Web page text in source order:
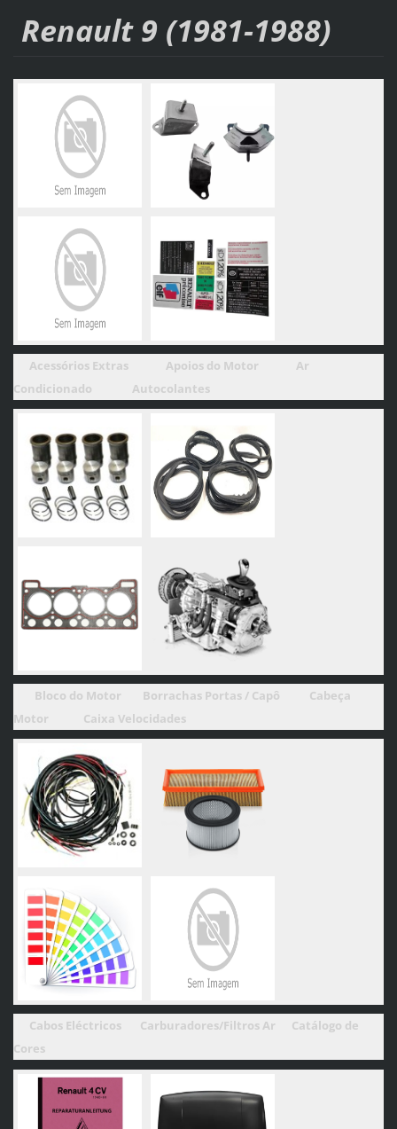
Renault 9 (1981-1988)
Acessórios Extras Apoios do Motor Ar
Condicionado Autocolantes
Bloco do Motor Borrachas Portas / Capô Cabeça
Motor Caixa Velocidades
Cabos Eléctricos Carburadores/Filtros Ar Catálogo de
Cores